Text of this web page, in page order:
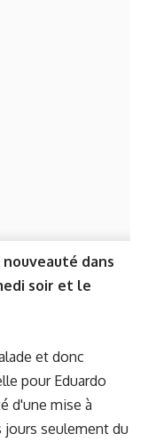
dans
soir et le
et donc
pour Eduardo
d'une mise à
seulement du